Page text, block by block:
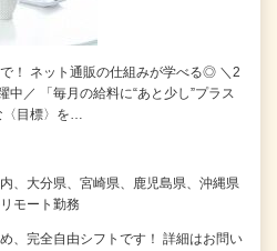
！ ネット通販の仕組みが学べる◎ ＼2
中／ 「毎月の給料に“あと少し”プラス
〈目標〉を…
、大分県、宮崎県、鹿児島県、沖縄県
モート勤務
、完全自由シフトです！ 詳細はお問い